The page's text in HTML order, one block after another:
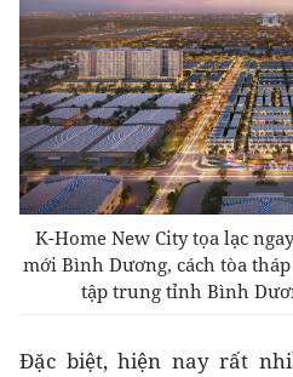
K-Home New City tọa lạc
mới Bình Dương, cách tòa
tập trung tỉnh Bình
Đặc biệt, hiện nay rất